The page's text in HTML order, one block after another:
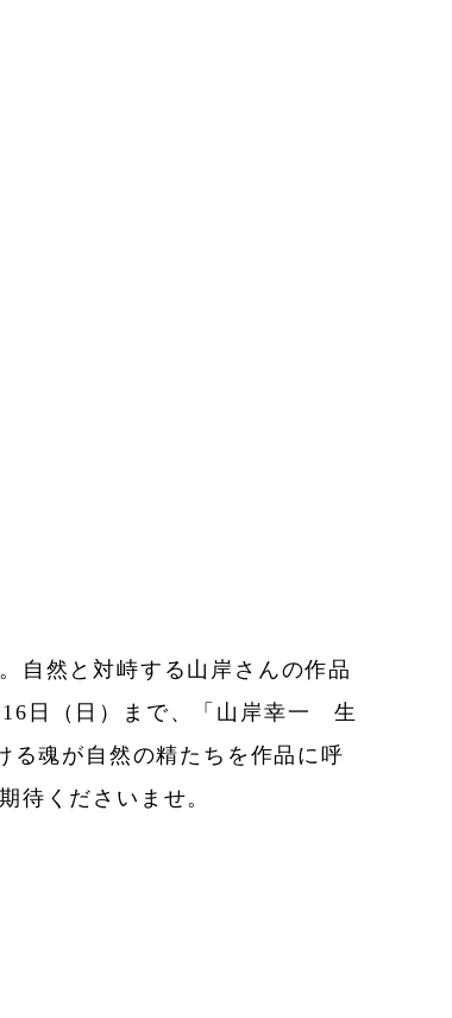
自然と対峙する山岸さんの作品
日（日）まで、「山岸幸一 生
る魂が自然の精たちを作品に呼
待くださいませ。